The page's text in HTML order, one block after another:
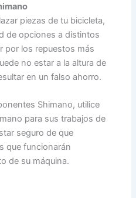
piezas de tu bicicleta,
de opciones a distintos
por los repuestos más
no estar a la altura de
en un falso ahorro.
Shimano, utilice
para sus trabajos de
seguro de que
que funcionarán
de su máquina.